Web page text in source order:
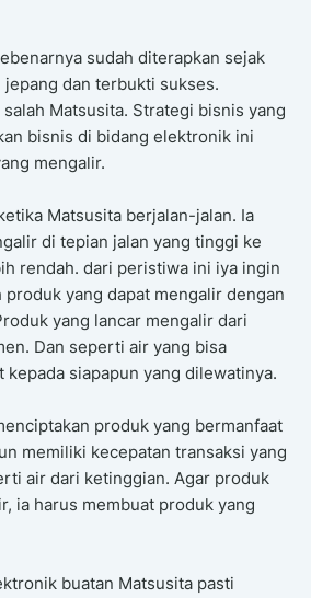
sudah diterapkan sejak
dan terbukti sukses.
salah Matsusita. Strategi bisnis yang
bisnis di bidang elektronik ini
mengalir.
Matsusita berjalan-jalan. Ia
di tepian jalan yang tinggi ke
rendah. dari peristiwa ini iya ingin
produk yang dapat mengalir dengan
yang lancar mengalir dari
Dan seperti air yang bisa
kepada siapapun yang dilewatinya.
produk yang bermanfaat
memiliki kecepatan transaksi yang
air dari ketinggian. Agar produk
ia harus membuat produk yang
buatan Matsusita pasti